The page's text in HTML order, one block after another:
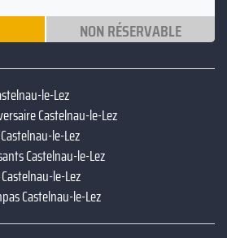
NON RÉSERVABLE
le-Lez
Castelnau-le-Lez
le-Lez
Castelnau-le-Lez
le-Lez
Castelnau-le-Lez